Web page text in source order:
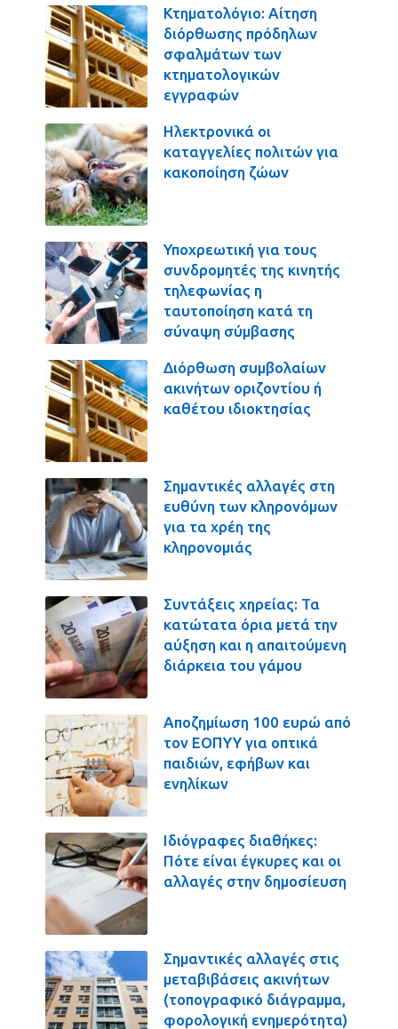
Κτηματολόγιο: Αίτηση
διόρθωσης πρόδηλων
σφαλμάτων των
κτηματολογικών
εγγραφών
Ηλεκτρονικά οι
καταγγελίες πολιτών για
κακοποίηση ζώων
Υποχρεωτική για τους
συνδρομητές της κινητής
τηλεφωνίας η
ταυτοποίηση κατά τη
σύναψη σύμβασης
Διόρθωση συμβολαίων
ακινήτων οριζοντίου ή
καθέτου ιδιοκτησίας
Σημαντικές αλλαγές στη
ευθύνη των κληρονόμων
για τα χρέη της
κληρονομιάς
Συντάξεις χηρείας: Τα
κατώτατα όρια μετά την
αύξηση και η απαιτούμενη
διάρκεια του γάμου
Αποζημίωση 100 ευρώ από
τον ΕΟΠΥΥ για οπτικά
παιδιών, εφήβων και
ενηλίκων
Ιδιόγραφες διαθήκες:
Πότε είναι έγκυρες και οι
αλλαγές στην δημοσίευση
Σημαντικές αλλαγές στις
μεταβιβάσεις ακινήτων
(τοπογραφικό διάγραμμα,
φορολογική ενημερότητα)